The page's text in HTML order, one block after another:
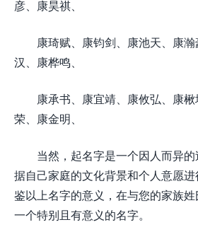
彦、康昊祺、
康琦赋、康钧剑、康池天、康
汉、康桦鸣、
康承书、康宜靖、康攸弘、康
荣、康金明、
当然，起名字是一个因人而异
据自己家庭的文化背景和个人意愿
鉴以上名字的意义，在与您的家族
一个特别且有意义的名字。